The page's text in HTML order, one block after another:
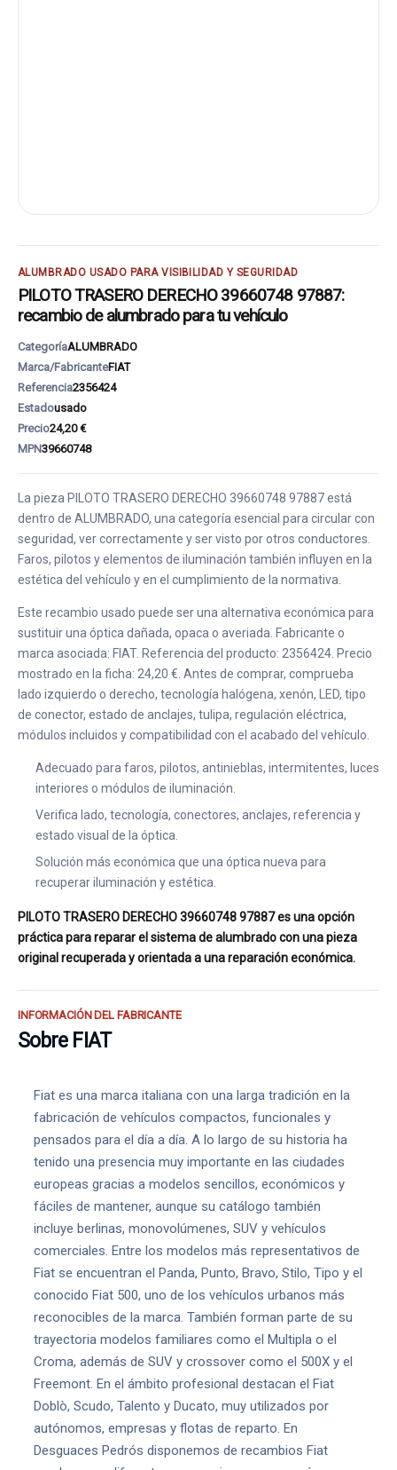
ALUMBRADO USADO PARA VISIBILIDAD Y SEGURIDAD
PILOTO TRASERO DERECHO 39660748 97887:
recambio de alumbrado para tu vehículo
CategoríaALUMBRADO
Marca/FabricanteFIAT
Referencia2356424
Estadousado
Precio24,20 €
MPN39660748
La pieza PILOTO TRASERO DERECHO 39660748 97887 está
dentro de ALUMBRADO, una categoría esencial para circular con
seguridad, ver correctamente y ser visto por otros conductores.
Faros, pilotos y elementos de iluminación también influyen en la
estética del vehículo y en el cumplimiento de la normativa.
Este recambio usado puede ser una alternativa económica para
sustituir una óptica dañada, opaca o averiada. Fabricante o
marca asociada: FIAT. Referencia del producto: 2356424. Precio
mostrado en la ficha: 24,20 €. Antes de comprar, comprueba
lado izquierdo o derecho, tecnología halógena, xenón, LED, tipo
de conector, estado de anclajes, tulipa, regulación eléctrica,
módulos incluidos y compatibilidad con el acabado del vehículo.
Adecuado para faros, pilotos, antinieblas, intermitentes, luces
interiores o módulos de iluminación.
Verifica lado, tecnología, conectores, anclajes, referencia y
estado visual de la óptica.
Solución más económica que una óptica nueva para
recuperar iluminación y estética.
PILOTO TRASERO DERECHO 39660748 97887 es una opción
práctica para reparar el sistema de alumbrado con una pieza
original recuperada y orientada a una reparación económica.
INFORMACIÓN DEL FABRICANTE
Sobre FIAT
Fiat es una marca italiana con una larga tradición en la
fabricación de vehículos compactos, funcionales y
pensados para el día a día. A lo largo de su historia ha
tenido una presencia muy importante en las ciudades
europeas gracias a modelos sencillos, económicos y
fáciles de mantener, aunque su catálogo también
incluye berlinas, monovolúmenes, SUV y vehículos
comerciales. Entre los modelos más representativos de
Fiat se encuentran el Panda, Punto, Bravo, Stilo, Tipo y el
conocido Fiat 500, uno de los vehículos urbanos más
reconocibles de la marca. También forman parte de su
trayectoria modelos familiares como el Multipla o el
Croma, además de SUV y crossover como el 500X y el
Freemont. En el ámbito profesional destacan el Fiat
Doblò, Scudo, Talento y Ducato, muy utilizados por
autónomos, empresas y flotas de reparto. En
Desguaces Pedrós disponemos de recambios Fiat